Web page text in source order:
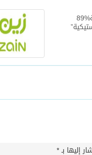
في استطلاع نفذته وزارة البيئة%89
إليها بـ*